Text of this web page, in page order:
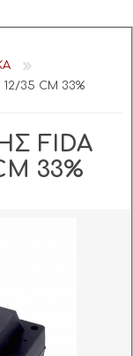
35 CM 33%
FIDA
33%